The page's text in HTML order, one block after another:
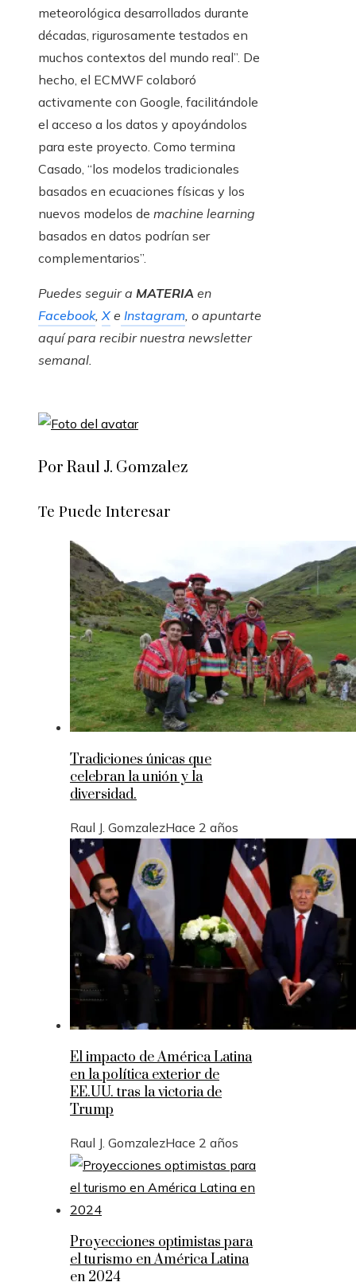
meteorológica desarrollados durante
décadas, rigurosamente testados en
muchos contextos del mundo real”. De
hecho, el ECMWF colaboró
activamente con Google, facilitándole
el acceso a los datos y apoyándolos
para este proyecto. Como termina
Casado, “los modelos tradicionales
basados en ecuaciones físicas y los
nuevos modelos de machine learning
basados en datos podrían ser
complementarios”.
Puedes seguir a MATERIA en
Facebook,X e Instagram, o apuntarte
aquí para recibirnuestra newsletter
semanal.
Por Raul J. Gomzalez
Te Puede Interesar
Tradiciones únicas que
celebran la unión y la
diversidad.
Raul J. GomzalezHace 2 años
El impacto de América Latina
en la política exterior de
EE.UU. tras la victoria de
Trump
Raul J. GomzalezHace 2 años
Proyecciones optimistas para
el turismo en América Latina
en 2024